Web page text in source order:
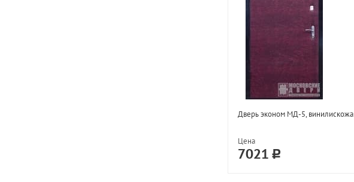
Дверь эконом МД-5, винилискожа
Цена
7021